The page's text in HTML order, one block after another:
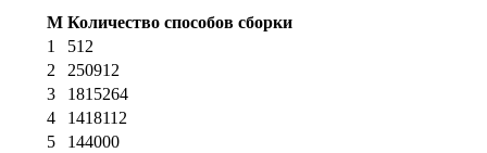
M Количество способов сборки
1
512
2
250912
3
1815264
4
1418112
5
144000